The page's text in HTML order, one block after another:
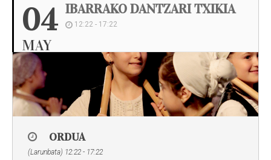
04
MAY
IBARRAKO DANTZARI TXIKIA
12:22 - 17:22
ORDUA
(Larunbata) 12:22 - 17:22